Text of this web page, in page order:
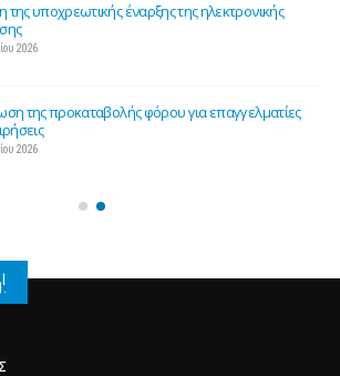
υποχρεωτικής έναρξης της ηλεκτρονικής
2026
της προκαταβολής φόρου για επαγγελματίες
2026